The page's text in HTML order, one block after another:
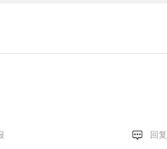
回复